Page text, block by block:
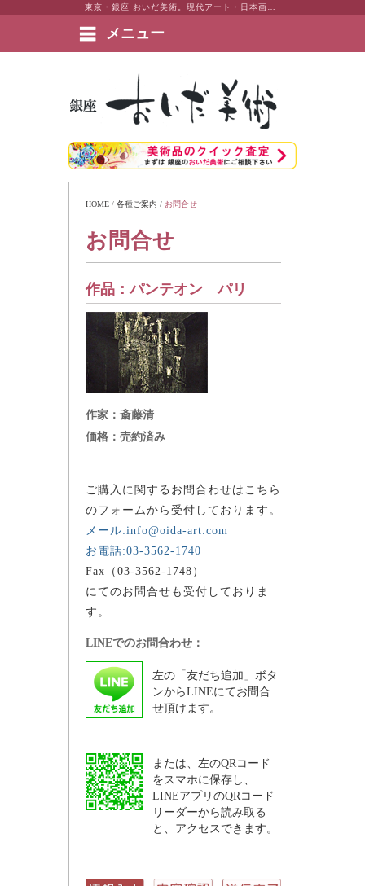
メニュー
絵画など美術品の販売と買取 | 東京・銀座 おいだ美術
HOME / 各種ご案内 / お問合せ
お問合せ
作品：パンテオン パリ
作家： 斎藤清
価格： 売約済み
ご購入に関するお問合わせはこちら
のフォームから受付しております。
メール:info@oida-art.com
お電話:03-3562-1740
Fax（03-3562-1748）
にてのお問合せも受付しておりま
す。
LINEでのお問合わせ：
左の「友だち追加」ボタ
ンからLINEにてお問合
せ頂けます。
または、左のQRコード
をスマホに保存し、
LINEアプリのQRコード
リーダーから読み取る
と、アクセスできます。